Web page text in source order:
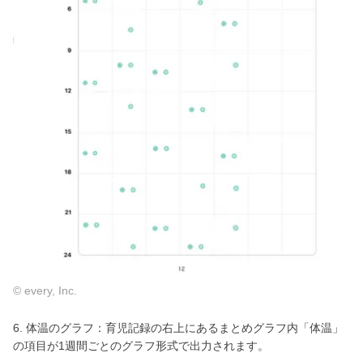
© every, Inc.
6. 体温のグラフ：育児記録の右上にあるまとめグラフ内「体温」
の項目が1週間ごとのグラフ形式で出力されます。